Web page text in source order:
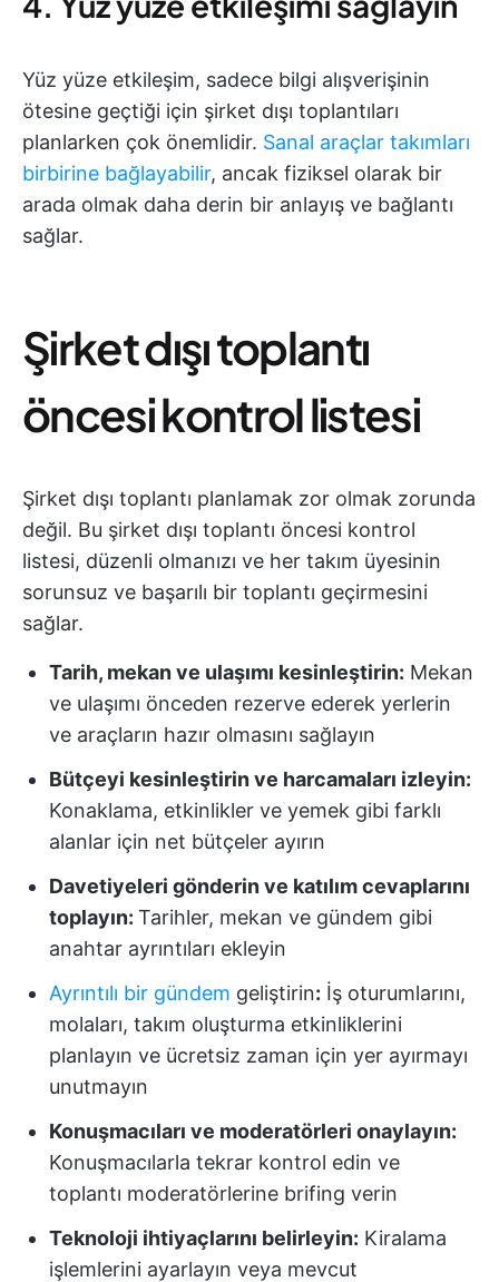
Yüz yüze etkileşim, sadece bilgi alışverişinin
ötesine geçtiği için şirket dışı toplantıları
planlarken çok önemlidir. Sanal araçlar takımları
birbirine bağlayabilir, ancak fiziksel olarak bir
arada olmak daha derin bir anlayış ve bağlantı
sağlar.
Şirket dışı toplantı
öncesi kontrol listesi
Şirket dışı toplantı planlamak zor olmak zorunda
değil. Bu şirket dışı toplantı öncesi kontrol
listesi, düzenli olmanızı ve her takım üyesinin
sorunsuz ve başarılı bir toplantı geçirmesini
sağlar.
Tarih, mekan ve ulaşımı kesinleştirin: Mekan
ve ulaşımı önceden rezerve ederek yerlerin
ve araçların hazır olmasını sağlayın
Bütçeyi kesinleştirin ve harcamaları izleyin:
Konaklama, etkinlikler ve yemek gibi farklı
alanlar için net bütçeler ayırın
Davetiyeleri gönderin ve katılım cevaplarını
toplayın: Tarihler, mekan ve gündem gibi
anahtar ayrıntıları ekleyin
Ayrıntılı bir gündem geliştirin: İş oturumlarını,
molaları, takım oluşturma etkinliklerini
planlayın ve ücretsiz zaman için yer ayırmayı
unutmayın
Konuşmacıları ve moderatörleri onaylayın:
Konuşmacılarla tekrar kontrol edin ve
toplantı moderatörlerine brifing verin
Teknoloji ihtiyaçlarını belirleyin: Kiralama
işlemlerini ayarlayın veya mevcut